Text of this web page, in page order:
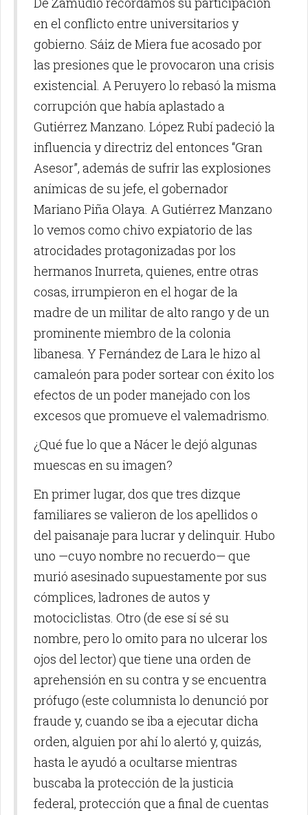
en el conflicto entre universitarios y
gobierno. Sáiz de Miera fue acosado por
las presiones que le provocaron una crisis
existencial. A Peruyero lo rebasó la misma
corrupción que había aplastado a
Gutiérrez Manzano. López Rubí padeció la
influencia y directriz del entonces “Gran
Asesor”, además de sufrir las explosiones
anímicas de su jefe, el gobernador
Mariano Piña Olaya. A Gutiérrez Manzano
lo vemos como chivo expiatorio de las
atrocidades protagonizadas por los
hermanos Inurreta, quienes, entre otras
cosas, irrumpieron en el hogar de la
madre de un militar de alto rango y de un
prominente miembro de la colonia
libanesa. Y Fernández de Lara le hizo al
camaleón para poder sortear con éxito los
efectos de un poder manejado con los
excesos que promueve el valemadrismo.
¿Qué fue lo que a Nácer le dejó algunas
muescas en su imagen?
En primer lugar, dos que tres dizque
familiares se valieron de los apellidos o
del paisanaje para lucrar y delinquir. Hubo
uno —cuyo nombre no recuerdo— que
murió asesinado supuestamente por sus
cómplices, ladrones de autos y
motociclistas. Otro (de ese sí sé su
nombre, pero lo omito para no ulcerar los
ojos del lector) que tiene una orden de
aprehensión en su contra y se encuentra
prófugo (este columnista lo denunció por
fraude y, cuando se iba a ejecutar dicha
orden, alguien por ahí lo alertó y, quizás,
hasta le ayudó a ocultarse mientras
buscaba la protección de la justicia
federal, protección que a final de cuentas